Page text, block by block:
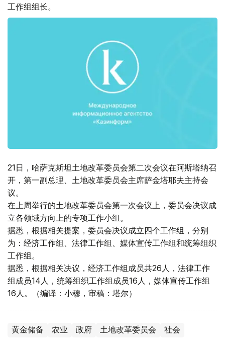
工作组组长。
21日，哈萨克斯坦土地改革委员会第二次会议在阿斯塔纳召
开，第一副总理、土地改革委员会主席萨金塔耶夫主持会
议。
在上周举行的土地改革委员会第一次会议上，委员会决议成
立各领域方向上的专项工作小组。
据悉，根据相关提案，委员会决议成立四个工作组，分别
为：经济工作组、法律工作组、媒体宣传工作组和统筹组织
工作组。
据悉，根据相关决议，经济工作组成员共26人，法律工作
组成员14人，统筹组织工作组成员16人，媒体宣传工作组
16人。（编译：小穆，审稿：塔尔）
黄金储备 农业 政府 土地改革委员会 社会